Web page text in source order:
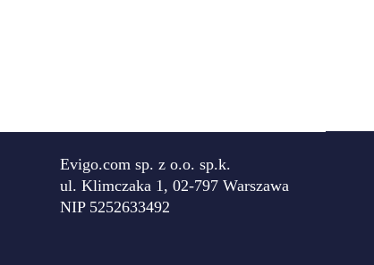
Evigo.com sp. z o.o. sp.k.
ul. Klimczaka 1, 02-797 Warszawa
NIP 5252633492